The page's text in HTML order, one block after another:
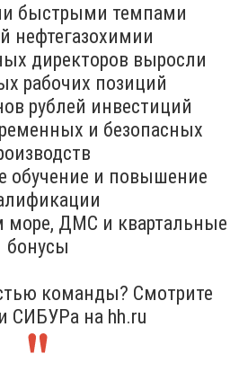
быстрыми темпами
нефтегазохимии
директоров выросли
рабочих позиций
рублей инвестиций
и безопасных
обучение и повышение
море, ДМС и квартальные
бонусы
команды? Смотрите
СИБУРа на hh.ru